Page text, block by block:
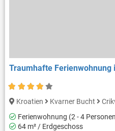
Traumhafte Ferienwohnung
Kroatien Kvarner Bucht
Ferienwohnung (2 - 4
64 m² / Erdgeschoss